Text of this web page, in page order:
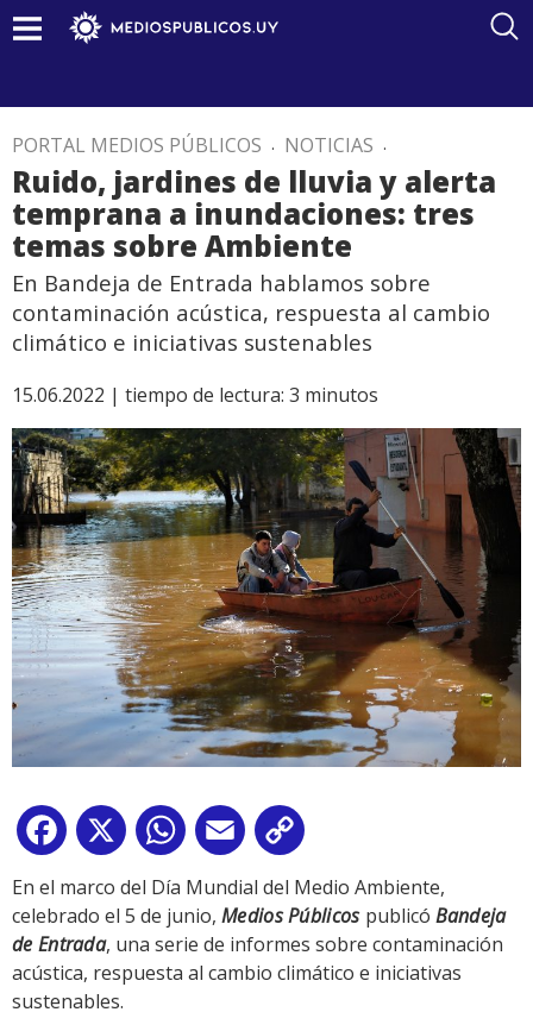
PORTAL MEDIOS PÚBLICOS . NOTICIAS .
Ruido, jardines de lluvia y alerta
temprana a inundaciones: tres
temas sobre Ambiente
En Bandeja de Entrada hablamos sobre
contaminación acústica, respuesta al cambio
climático e iniciativas sustenables
15.06.2022 | tiempo de lectura: 3 minutos
Facebook
X WhatsApp
Email
Link
En el marco del Día Mundial del Medio Ambiente,
celebrado el 5 de junio, Medios Públicospublicó Bandeja
de Entrada, una serie de informes sobre contaminación
acústica, respuesta al cambio climático e iniciativas
sustenables.